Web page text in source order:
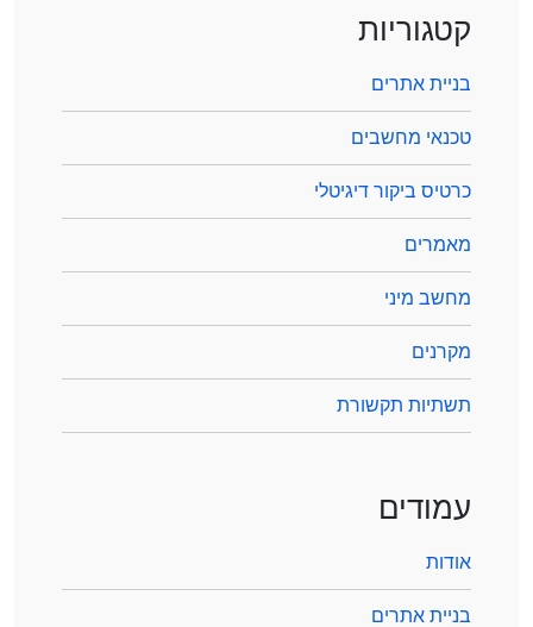
קטגוריות
בניית אתרים
טכנאי מחשבים
כרטיס ביקור דיגיטלי
מאמרים
מחשב מיני
מקרנים
תשתיות תקשורת
עמודים
אודות
בניית אתרים